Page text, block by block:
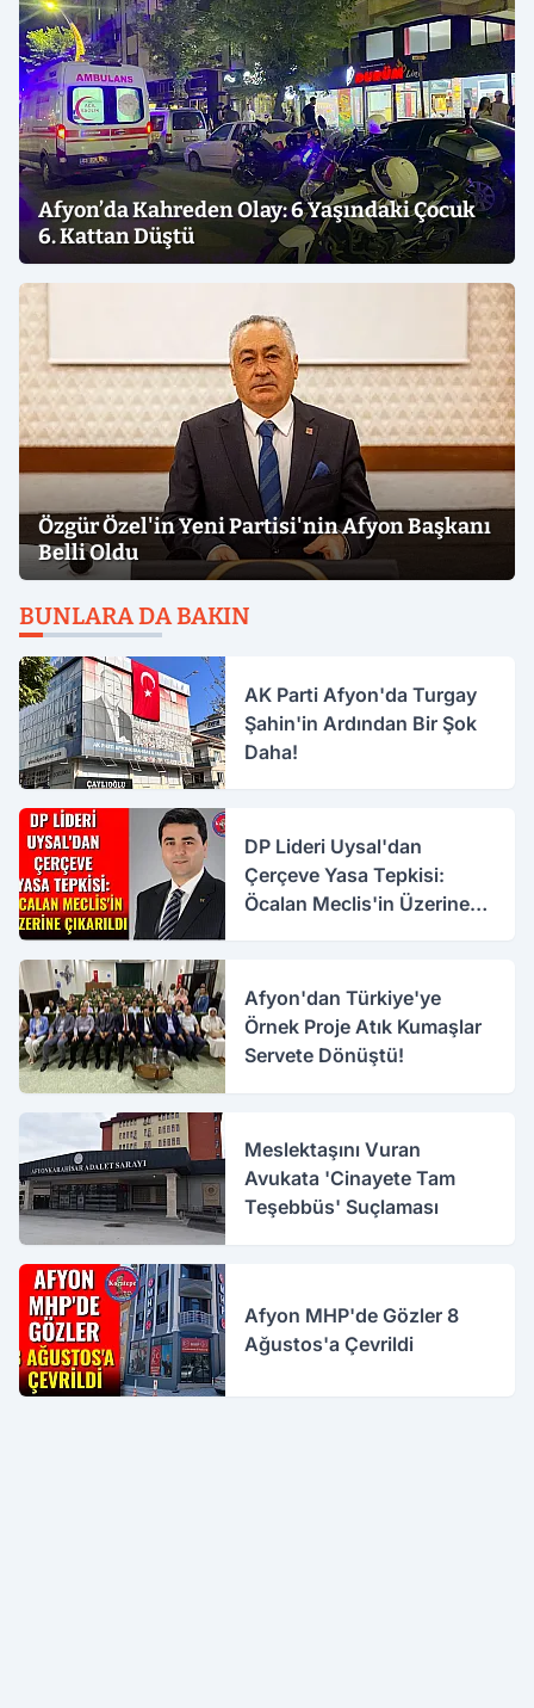
Afyon’da Kahreden Olay: 6 Yaşındaki Çocuk
6. Kattan Düştü
Özgür Özel'in Yeni Partisi'nin Afyon Başkanı
Belli Oldu
BUNLARA DA BAKIN
AK Parti Afyon'da Turgay
Şahin'in Ardından Bir Şok
Daha!
DP Lideri Uysal'dan
Çerçeve Yasa Tepkisi:
Öcalan Meclis'in Üzerine
Afyon'dan Türkiye'ye
Örnek Proje Atık Kumaşlar
Servete Dönüştü!
Meslektaşını Vuran
Avukata 'Cinayete Tam
Teşebbüs' Suçlaması
Afyon MHP'de Gözler 8
Ağustos'a Çevrildi